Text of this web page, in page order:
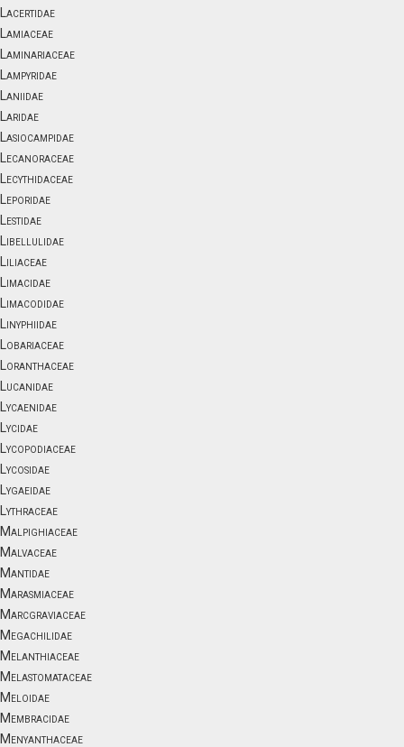
Lacertidae
Lamiaceae
Laminariaceae
Lampyridae
Laniidae
Laridae
Lasiocampidae
Lecanoraceae
Lecythidaceae
Leporidae
Lestidae
Libellulidae
Liliaceae
Limacidae
Limacodidae
Linyphiidae
Lobariaceae
Loranthaceae
Lucanidae
Lycaenidae
Lycidae
Lycopodiaceae
Lycosidae
Lygaeidae
Lythraceae
Malpighiaceae
Malvaceae
Mantidae
Marasmiaceae
Marcgraviaceae
Megachilidae
Melanthiaceae
Melastomataceae
Meloidae
Membracidae
Menyanthaceae